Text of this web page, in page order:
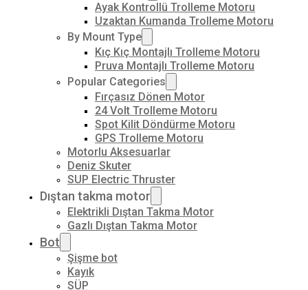
Ayak Kontrollü Trolleme Motoru
Uzaktan Kumanda Trolleme Motoru
By Mount Type
Kıç Kıç Montajlı Trolleme Motoru
Pruva Montajlı Trolleme Motoru
Popular Categories
Fırçasız Dönen Motor
24 Volt Trolleme Motoru
Spot Kilit Döndürme Motoru
GPS Trolleme Motoru
Motorlu Aksesuarlar
Deniz Skuter
SUP Electric Thruster
Dıştan takma motor
Elektrikli Dıştan Takma Motor
Gazlı Dıştan Takma Motor
Bot
Şişme bot
Kayık
SÜP